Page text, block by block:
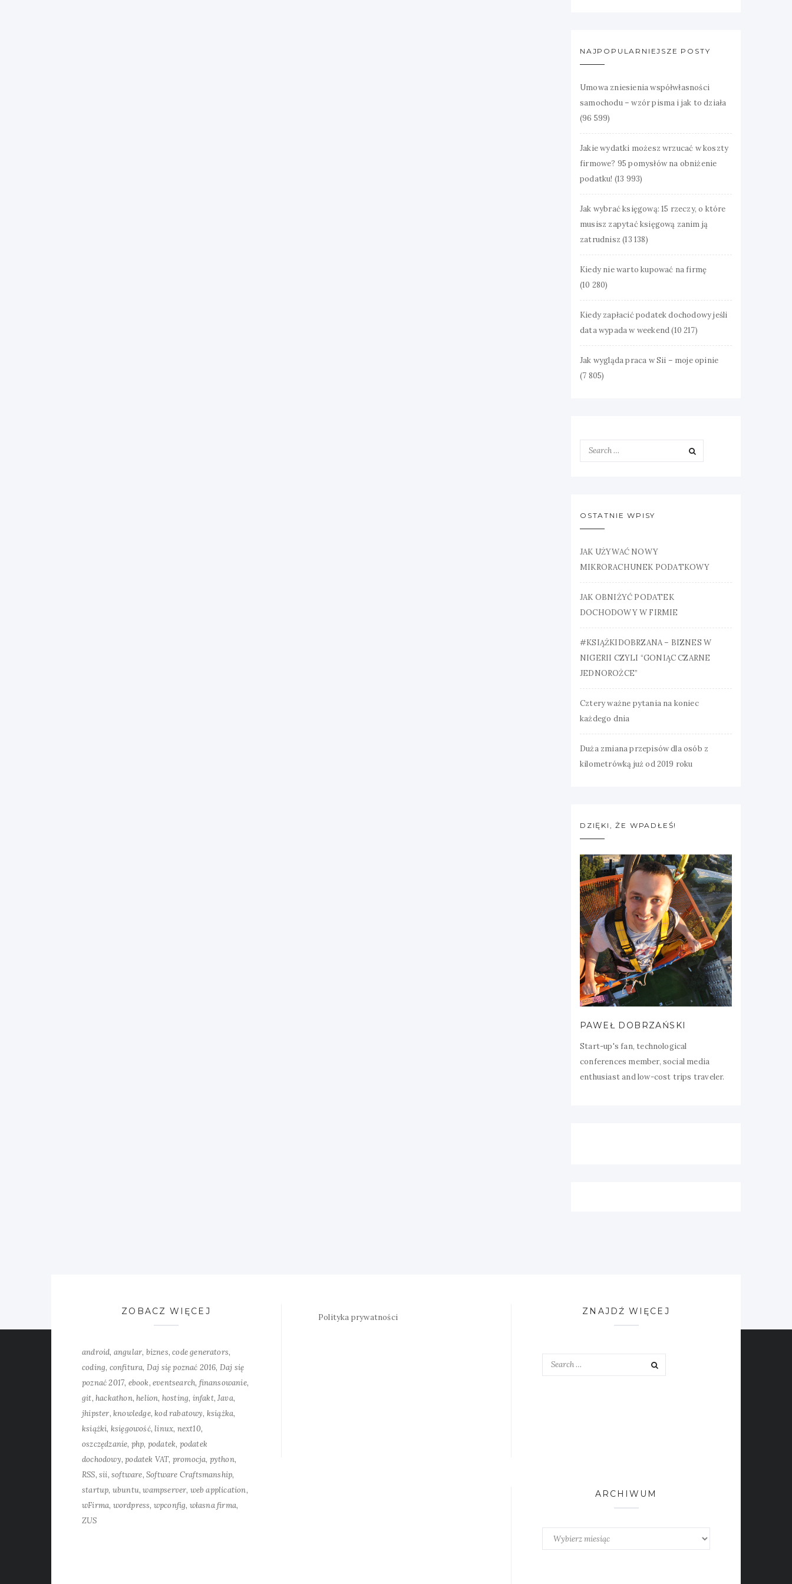
NAJPOPULARNIEJSZE POSTY
Umowa zniesienia współwłasności
samochodu – wzór pisma i jak to działa
(96 599)
Jakie wydatki możesz wrzucać w koszty
firmowe? 95 pomysłów na obniżenie
podatku! (13 993)
Jak wybrać księgową: 15 rzeczy, o które
musisz zapytać księgową zanim ją
zatrudnisz (13 138)
Kiedy nie warto kupować na firmę
(10 280)
Kiedy zapłacić podatek dochodowy jeśli
data wypada w weekend(10 217)
Jak wygląda praca w Sii – moje opinie
(7 805)
OSTATNIE WPISY
JAK UŻYWAĆ NOWY
MIKRORACHUNEK PODATKOWY
JAK OBNIŻYĆ PODATEK
DOCHODOWY W FIRMIE
#KSIĄŻKIDOBRZANA – BIZNES W
NIGERII CZYLI “GONIĄC CZARNE
JEDNOROŻCE”
Cztery ważne pytania na koniec
każdego dnia
Duża zmiana przepisów dla osób z
kilometrówką już od 2019 roku
DZIĘKI, ŻE WPADŁEŚ!
PAWEŁ DOBRZAŃSKI
Start-up's fan, technological
conferences member, social media
enthusiast and low-cost trips traveler.
ZOBACZ WIĘCEJ
android angular biznes code generators
coding confitura Daj się poznać 2016 Daj się
poznać 2017 ebook eventsearch finansowanie
git hackathon helion hosting infakt Java
jhipster knowledge kod rabatowy książka
książki księgowość linux next10
oszczędzanie php podatek podatek
dochodowy podatek VAT promocja python
RSS sii software Software Craftsmanship
startup ubuntu wampserver web application
wFirma wordpress wpconfig własna firma
ZUS
Polityka prywatności
ZNAJDŹ WIĘCEJ
ARCHIWUM
Archiwum